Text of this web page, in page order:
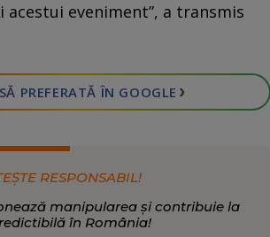
eveniment”, a transmis
PREFERATĂ ÎN GOOGLE ›
RESPONSABIL!
manipularea și contribuie la
în România!